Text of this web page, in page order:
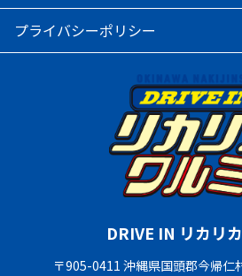
プライバシーポリシー
DRIVE IN リカリ
〒905-0411 沖縄県国頭郡今帰仁